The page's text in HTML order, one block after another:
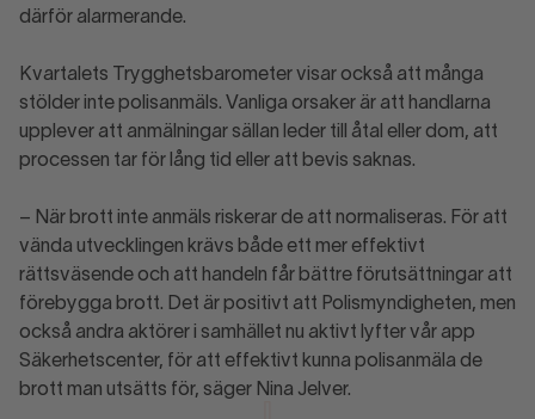
därför alarmerande.
Kvartalets Trygghetsbarometer visar också att många
stölder inte polisanmäls. Vanliga orsaker är att handlarna
upplever att anmälningar sällan leder till åtal eller dom, att
processen tar för lång tid eller att bevis saknas.
– När brott inte anmäls riskerar de att normaliseras. För att
vända utvecklingen krävs både ett mer effektivt
rättsväsende och att handeln får bättre förutsättningar att
förebygga brott. Det är positivt att Polismyndigheten, men
också andra aktörer i samhället nu aktivt lyfter vår app
Säkerhetscenter, för att effektivt kunna polisanmäla de
brott man utsätts för, säger Nina Jelver.